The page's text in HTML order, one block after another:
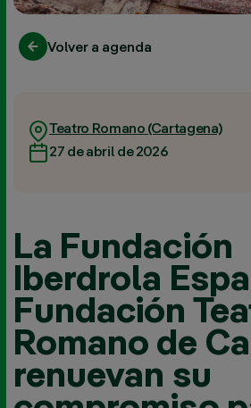
Volver a agenda
Teatro Romano (Cartagena)
27 de abril de 2026
La Fundación
Iberdrola
Fundación
Romano de
renuevan su